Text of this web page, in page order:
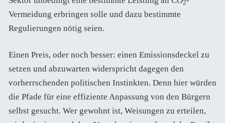
2
Vermeidung erbringen solle und dazu bestimmte
Regulierungen nötig seien.
Einen Preis, oder noch besser: einen Emissionsdeckel zu
setzen und abzuwarten widerspricht dagegen den
vorherrschenden politischen Instinkten. Denn hier würden
die Pfade für eine effiziente Anpassung von den Bürgern
selbst gesucht. Wer gewohnt ist, Weisungen zu erteilen,